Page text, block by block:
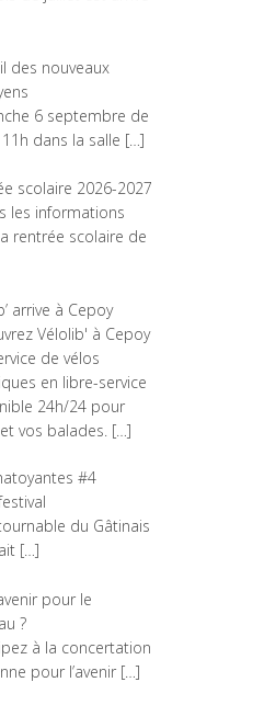
des nouveaux
6 septembre de
dans la salle […]
scolaire 2026-2027
les informations
rentrée scolaire de
arrive à Cepoy
Vélolib' à Cepoy
de vélos
en libre-service
24h/24 pour
vos balades.[…]
#4
du Gâtinais
[…]
pour le
?
à la concertation
pour l’avenir […]